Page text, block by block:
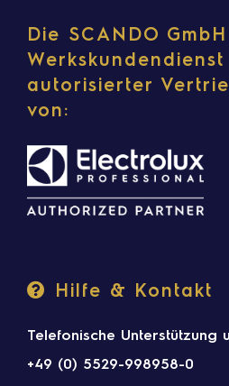
Die SCANDO
autorisierter
von:
Hilfe & Kontakt
Telefonische Unterstützung
+49 (0) 5529-998958-0